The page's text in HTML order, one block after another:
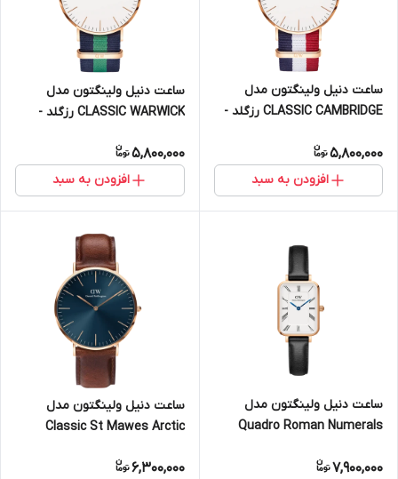
ساعت دنیل ولینگتون مدل
CLASSIC CAMBRIDGE رزگلد -
5,800,000
افزودن به سبد
ساعت دنیل ولینگتون مدل
CLASSIC WARWICK رزگلد -
5,800,000
افزودن به سبد
ساعت دنیل ولینگتون مدل
Quadro Roman Numerals
7,900,000
ساعت دنیل ولینگتون مدل
Classic St Mawes Arctic
6,300,000